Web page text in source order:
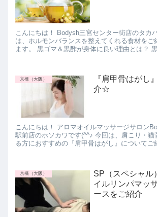
こんにちは！ Bodysh三宮センター街店のタカ
は、ホルモンバランスを整えてくれる食材をご
ます。 黒ゴマ＆黒酢が身体に良い理由とは？
京橋（大阪）
『肩甲骨はがし
介☆
こんにちは！ アロマオイルマッサージサロン
駅前店のホソカワです(^^♪ 今回は、肩こり・猫
る方におすすめの『肩甲骨はがし』について
京橋（大阪）
SP（スペシャル
イルリンパマッ
ースをご紹介